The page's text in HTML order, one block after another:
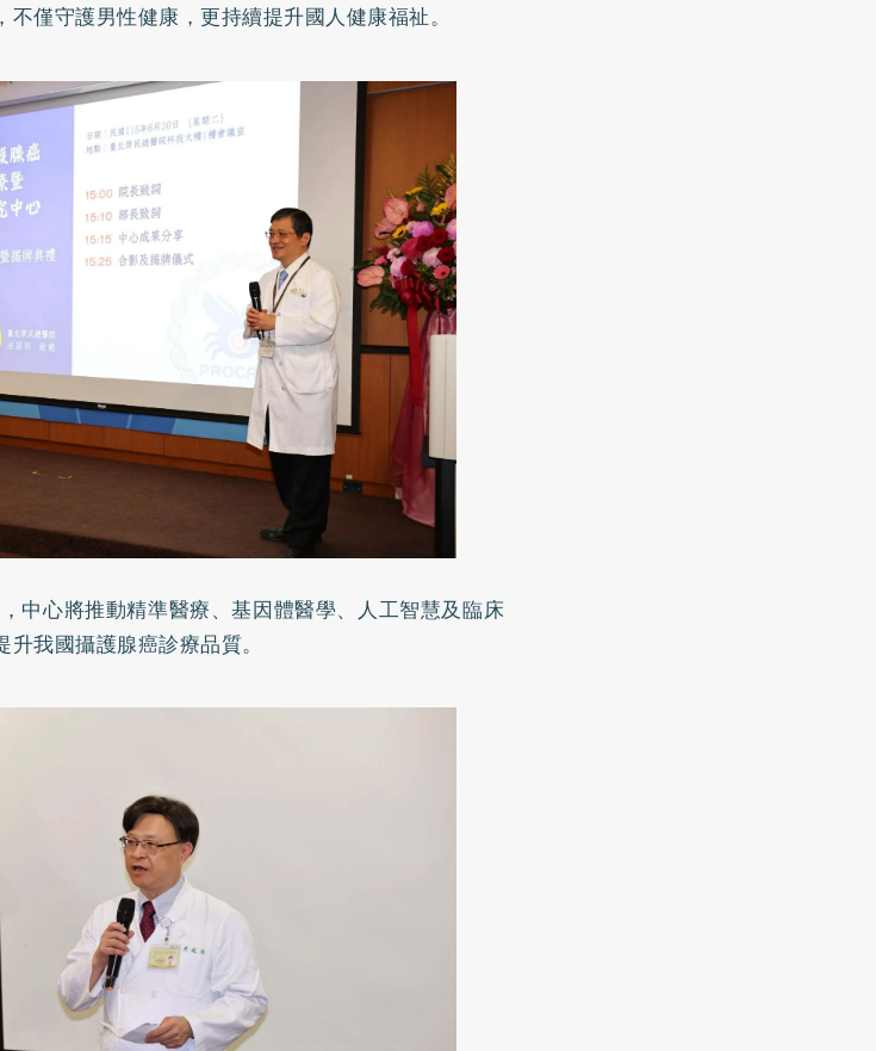
僅守護男性健康，更持續提升國人健康福祉。
中心將推動精準醫療、基因體醫學、人工智慧及臨床
我國攝護腺癌診療品質。